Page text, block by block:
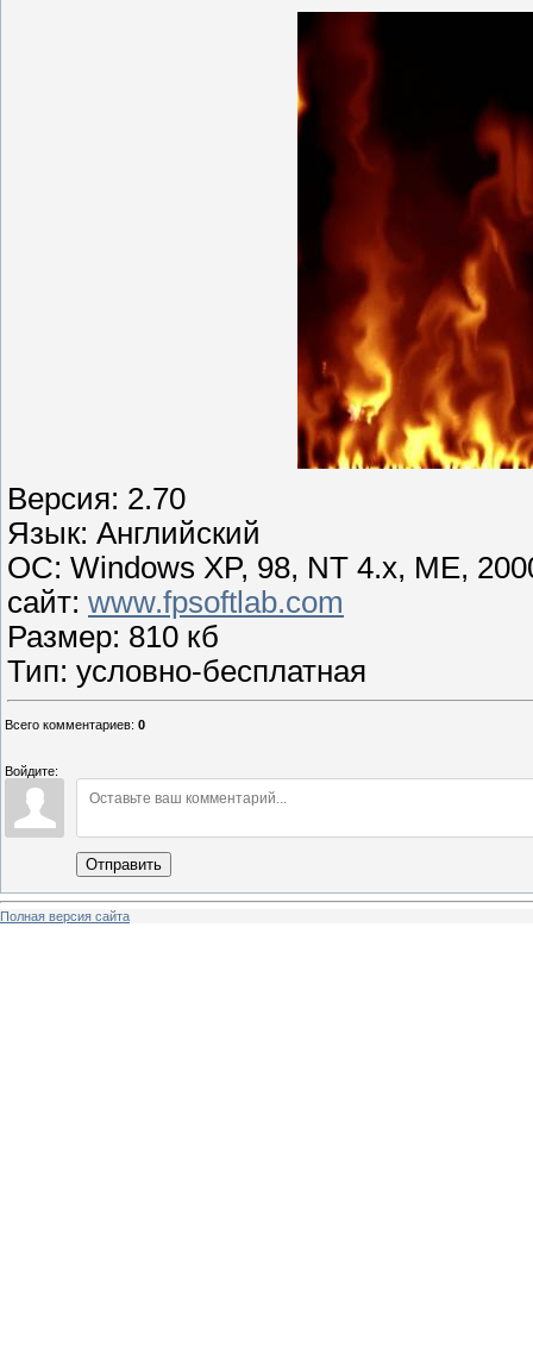
Версия: 2.70
Язык: Английский
OС: Windows XP, 98, NT 4.x, ME,
сайт: www.fpsoftlab.com
Размер: 810 кб
Тип: условно-бесплатная
Всего комментариев: 0
Войдите:
Отправить
Полная версия сайта